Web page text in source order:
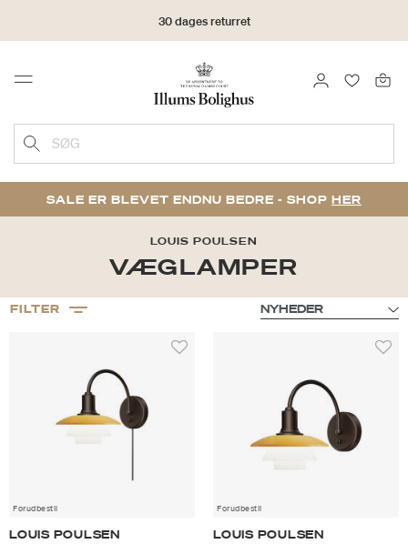
30 dages returret
Menu LOG IND
SØG
SALE ER BLEVET ENDNU BEDRE - SHOP HER
LOUIS POULSEN
VÆGLAMPER
FILTER
Forudbestil
LOUIS POULSEN
Forudbestil
LOUIS POULSEN